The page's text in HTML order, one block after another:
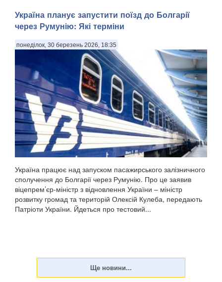
Україна планує запустити поїзд до Болгарії
через Румунію: Які терміни
понеділок, 30 березень 2026, 18:35
Україна працює над запуском пасажирського залізничного
сполучення до Болгарії через Румунію. Про це заявив
віцепрем’єр-міністр з відновлення України – міністр
розвитку громад та територій Олексій Кулеба, передають
Патріоти України. Йдеться про тестовий...